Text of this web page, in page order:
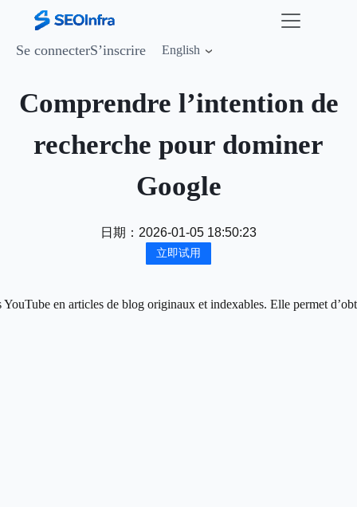
Se connecterS’inscrire English
Comprendre l’intention de
recherche pour dominer
Google
日期： 2026-01-05 18:50:23
立即试用
en articles de blog originaux et indexables. Elle